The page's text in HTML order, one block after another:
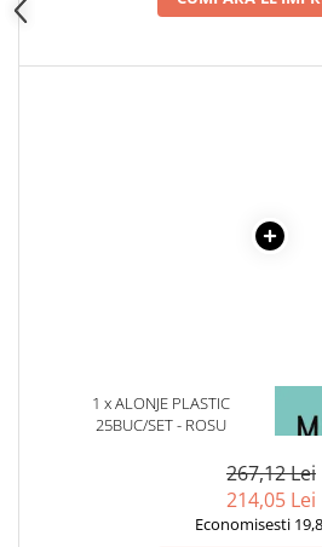
Articole Birotica
Instrumente de scris
Instrumente si Truse Geometrie
Consumabile & Accesorii
1 x ALONJE PLASTIC
25BUC/SET - ROSU
1
267,12 Lei
214,05 Lei
Economisesti